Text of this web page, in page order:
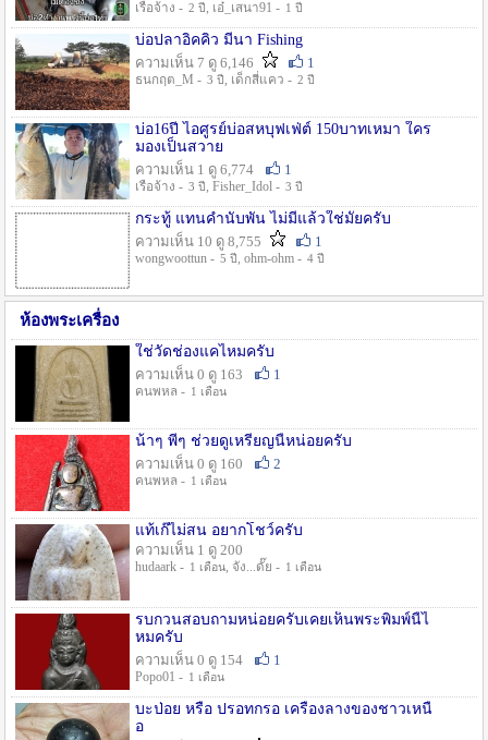
เรือจ้าง - 2 ปี , เอ๋_เสนา91 - 1 ปี
บ่อปลาอิคคิว มีนา Fishing
ความเห็น 7 ดู 6,146
1
ธนกฤต_M - 3 ปี , เด็กสี่แคว - 2 ปี
บ่อ16ปี ไอศูรย์บ่อสหบุฟเฟ่ต์ 150บาทเหมา ใคร
มองเป็นสวาย
ความเห็น 1 ดู 6,774
1
เรือจ้าง - 3 ปี , Fisher_Idol - 3 ปี
กระทู้ แทนคำนับพัน ไม่มีแล้วใช่มั๊ยครับ
ความเห็น 10 ดู 8,755
1
wongwoottun - 5 ปี , ohm-ohm - 4 ปี
ห้องพระเครื่อง
ใช่วัดช่องแคไหมครับ
ความเห็น 0 ดู 163
1
คนพหล - 1 เดือน
น้าๆ พี่ๆ ช่วยดูเหรียญนี้หน่อยครับ
ความเห็น 0 ดู 160
2
คนพหล - 1 เดือน
แท้เก๊ไม่สน อยากโชว์ครับ
ความเห็น 1 ดู 200
hudaark - 1 เดือน, จัง...ดั๊ย - 1 เดือน
รบกวนสอบถามหน่อยครับเคยเห็นพระพิมพ์นี้ไ
หมครับ
ความเห็น 0 ดู 154
1
Popo01 - 1 เดือน
บะป่อย หรือ ปรอทกรอ เครื่องลางของชาวเหนื
อ